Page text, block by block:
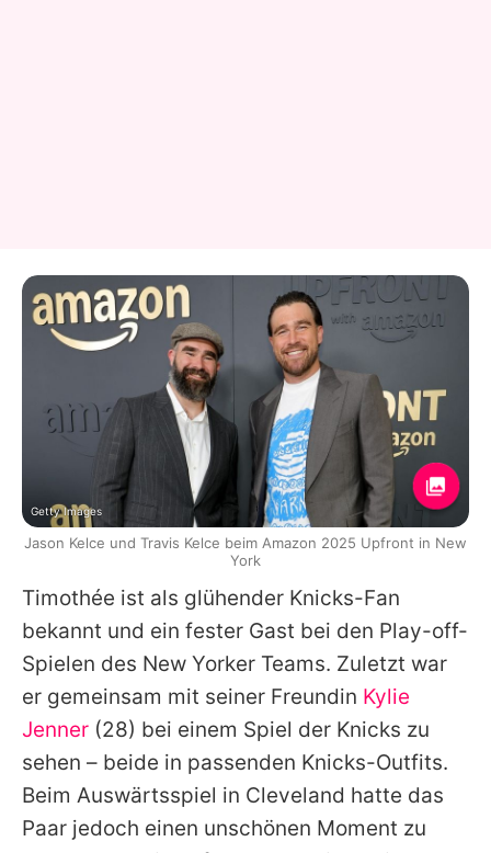
Timothée ist als glühender Knicks-Fan
bekannt und ein fester Gast bei den Play-off-
Spielen des New Yorker Teams. Zuletzt war
er gemeinsam mit seiner Freundin Kylie
Jenner (28) bei einem Spiel der Knicks zu
sehen – beide in passenden Knicks-Outfits.
Beim Auswärtsspiel in Cleveland hatte das
Paar jedoch einen unschönen Moment zu
Getty Images
Jason Kelce und Travis Kelce beim Amazon 2025 Upfront in New
York